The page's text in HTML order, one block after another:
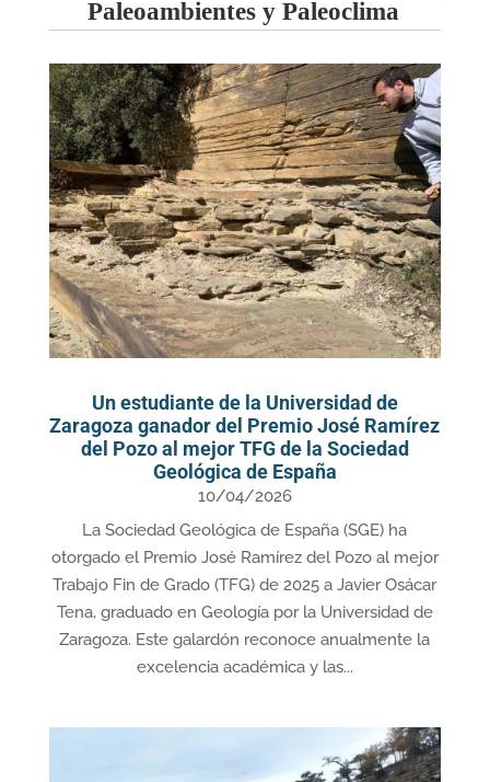
Paleoambientes y Paleoclima
Un estudiante de la Universidad de
Zaragoza ganador del Premio José Ramírez
del Pozo al mejor TFG de la Sociedad
Geológica de España
10/04/2026
La Sociedad Geológica de España (SGE) ha
otorgado el Premio José Ramírez del Pozo al mejor
Trabajo Fin de Grado (TFG) de 2025 a Javier Osácar
Tena, graduado en Geología por la Universidad de
Zaragoza. Este galardón reconoce anualmente la
excelencia académica y las...